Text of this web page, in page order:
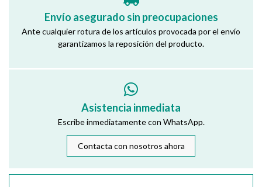
Envío asegurado sin preocupaciones
Ante cualquier rotura de los artículos provocada por el envío
garantizamos la reposición del producto.
Asistencia inmediata
Escribe inmediatamente con WhatsApp.
Contacta con nosotros ahora